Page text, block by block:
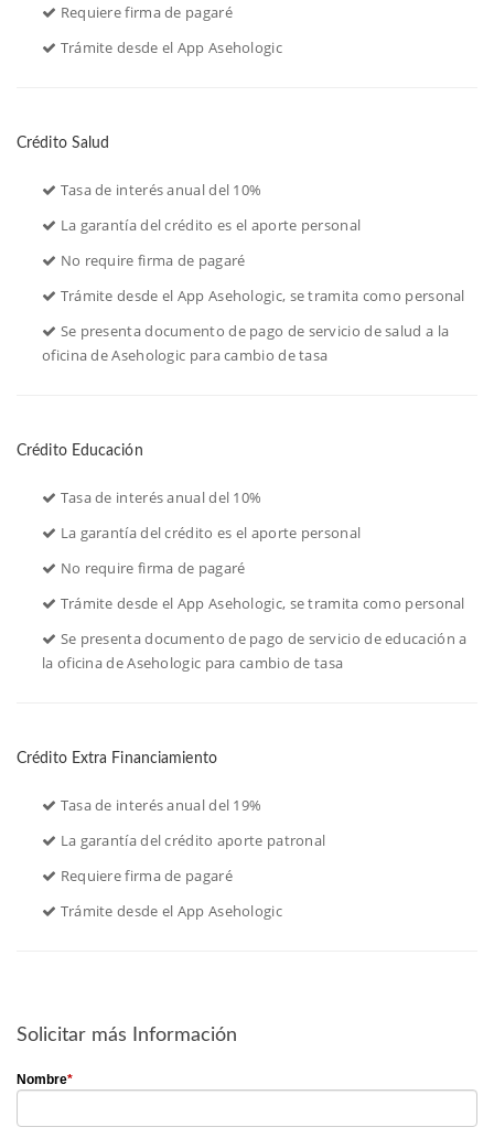
Requiere firma de pagaré
Trámite desde el App Asehologic
Crédito Salud
Tasa de interés anual del 10%
La garantía del crédito es el aporte personal
No require firma de pagaré
Trámite desde el App Asehologic, se tramita como personal
Se presenta documento de pago de servicio de salud a la
oficina de Asehologic para cambio de tasa
Crédito Educación
Tasa de interés anual del 10%
La garantía del crédito es el aporte personal
No require firma de pagaré
Trámite desde el App Asehologic, se tramita como personal
Se presenta documento de pago de servicio de educación a
la oficina de Asehologic para cambio de tasa
Crédito Extra Financiamiento
Tasa de interés anual del 19%
La garantía del crédito aporte patronal
Requiere firma de pagaré
Trámite desde el App Asehologic
Solicitar más Información
Nombre*